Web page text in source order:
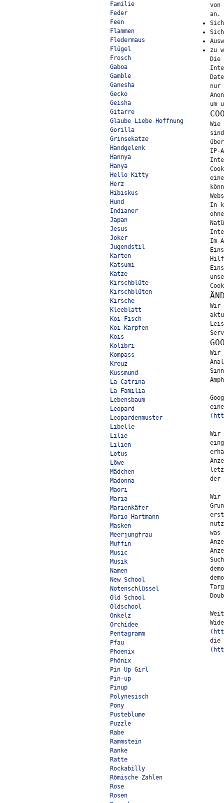
Familie
Feder
Feen
Flammen
Fledermaus
Flügel
Frosch
Gaboa
Gamble
Ganesha
Gecko
Geisha
Gitarre
Glaube Liebe Hoffnung
Gorilla
Grinsekatze
Handgelenk
Hannya
Hanya
Hello Kitty
Herz
Hibiskus
Hund
Indianer
Japan
Jesus
Joker
Jugendstil
Karten
Katsumi
Katze
Kirschblüte
Kirschblüten
Kirsche
Kleeblatt
Koi Fisch
Koi Karpfen
Kois
Kolibri
Kompass
Kreuz
Kussmund
La Catrina
La Familia
Lebensbaum
Leopard
Leopardenmuster
Libelle
Lilie
Lilien
Lotus
Löwe
Mädchen
Madonna
Maori
Maria
Marienkäfer
Mario Hartmann
Masken
Meerjungfrau
Muffin
Music
Musik
Namen
New School
Notenschlüssel
Old School
Oldschool
Onkelz
Orchidee
Pentagramm
Pfau
Phoenix
Phönix
Pin Up Girl
Pin-up
Pinup
Polynesisch
Pony
Pusteblume
Puzzle
Rabe
Rammstein
Ranke
Ratte
Rockabilly
Römische Zahlen
Rose
Rosen
von
an.
zu
Die
nur
um
Wie
IP-
In
Im
Wir
Wir
(
Wir
der
Wir
(
die
(